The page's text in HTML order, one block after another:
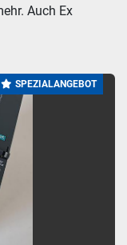
Auch Ex
SPEZIALANGEBOT